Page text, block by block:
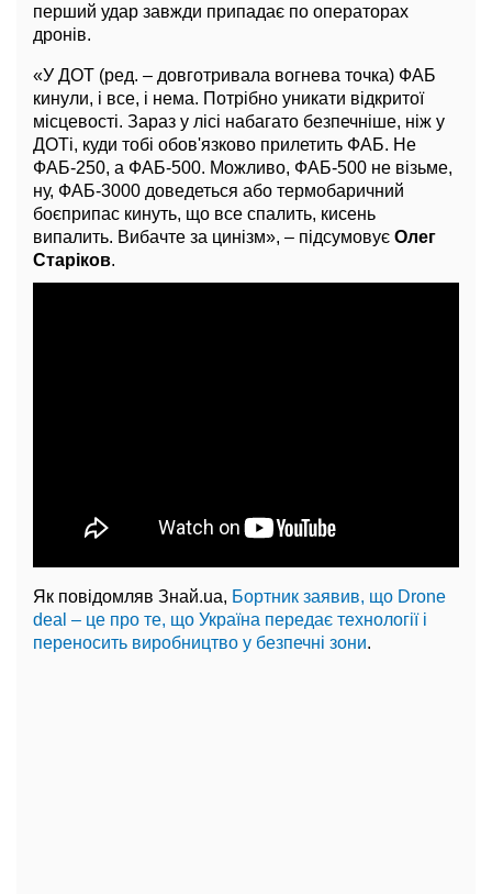
перший удар завжди припадає по операторах
дронів.
«У ДОТ (ред. – довготривала вогнева точка) ФАБ
кинули, і все, і нема. Потрібно уникати відкритої
місцевості. Зараз у лісі набагато безпечніше, ніж у
ДОТі, куди тобі обов'язково прилетить ФАБ. Не
ФАБ-250, а ФАБ-500. Можливо, ФАБ-500 не візьме,
ну, ФАБ-3000 доведеться або термобаричний
боєприпас кинуть, що все спалить, кисень
випалить. Вибачте за цинізм», – підсумовує Олег
Старіков.
Як повідомляв Знай.ua, Бортник заявив, що Drone
deal – це про те, що Україна передає технології і
переносить виробництво у безпечні зони.